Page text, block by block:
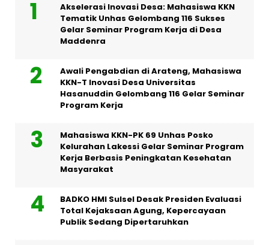
Akselerasi Inovasi Desa: Mahasiswa KKN
Tematik Unhas Gelombang 116 Sukses
Gelar Seminar Program Kerja di Desa
Maddenra
Awali Pengabdian di Arateng, Mahasiswa
KKN-T Inovasi Desa Universitas
Hasanuddin Gelombang 116 Gelar Seminar
Program Kerja
Mahasiswa KKN-PK 69 Unhas Posko
Kelurahan Lakessi Gelar Seminar Program
Kerja Berbasis Peningkatan Kesehatan
Masyarakat
BADKO HMI Sulsel Desak Presiden Evaluasi
Total Kejaksaan Agung, Kepercayaan
Publik Sedang Dipertaruhkan